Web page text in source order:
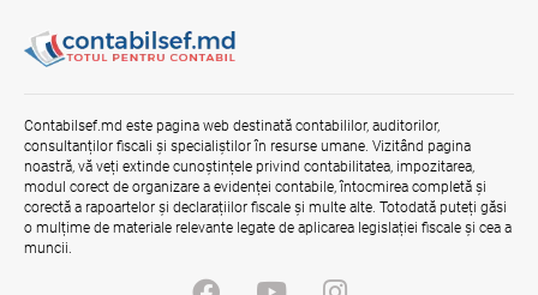
la standardele internaționale și bunele
practici
04.08.2026 Ministerul Finanțelor
Contabilsef.md este pagina web destinată contabililor, auditorilor,
consultanților fiscali și specialiștilor în resurse umane. Vizitând pagina
noastră, vă veți extinde cunoștințele privind contabilitatea, impozitarea,
modul corect de organizare a evidenței contabile, întocmirea completă și
corectă a rapoartelor și declarațiilor fiscale și multe alte. Totodată puteți găsi
o mulțime de materiale relevante legate de aplicarea legislației fiscale și cea a
muncii.